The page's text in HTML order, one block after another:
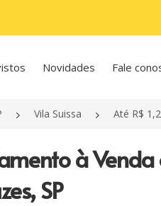
Novidades Fale
Vila Suissa Até R$
à
SP